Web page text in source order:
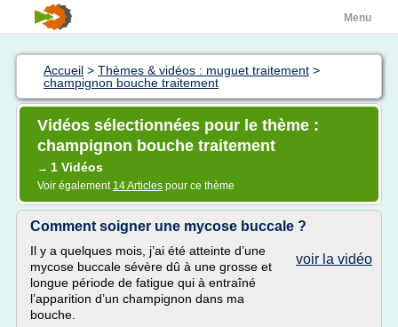
Menu
Accueil > Thèmes & vidéos : muguet traitement >
champignon bouche traitement
Vidéos sélectionnées pour le thème :
champignon bouche traitement
→ 1 Vidéos
Voir également 14 Articles pour ce thème
Comment soigner une mycose buccale ?
voir la vidéo
Il y a quelques mois, j’ai été atteinte d’une
mycose buccale sévère dû à une grosse et
longue période de fatigue qui à entraîné
l’apparition d’un champignon dans ma
bouche.